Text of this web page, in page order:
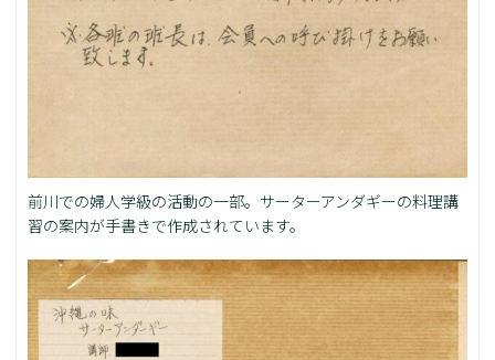
前川での婦人学級の活動の一部。サーターアンダギーの料理講
習の案内が手書きで作成されています。